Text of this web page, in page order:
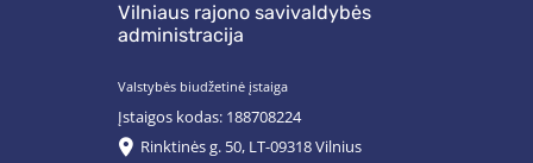
Vilniaus rajono savivaldybės
administracija
Valstybės biudžetinė įstaiga
Įstaigos kodas: 188708224
Rinktinės g. 50, LT-09318 Vilnius